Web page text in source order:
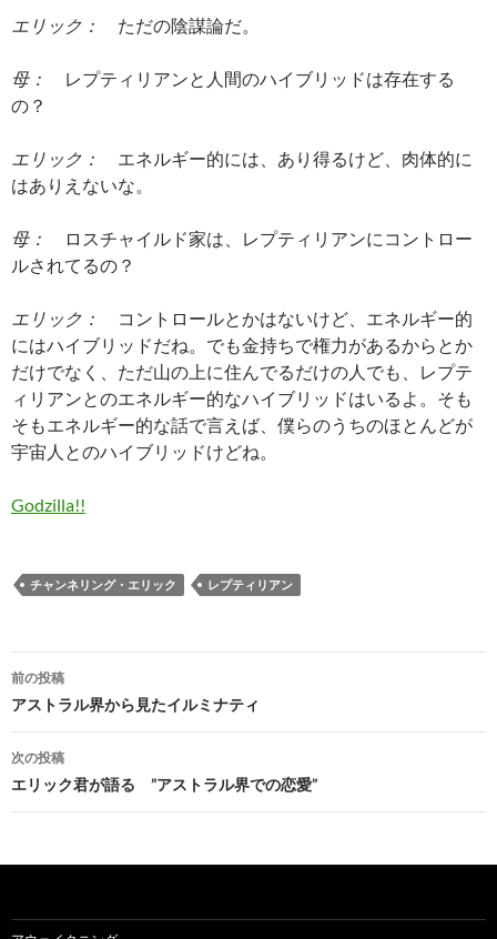
エリック： ただの陰謀論だ。
母：
レプティリアンと人間のハイブリッドは存在する
の？
エリック：
エネルギー的には、あり得るけど、肉体的に
はありえないな。
母：
ロスチャイルド家は、レプティリアンにコントロー
ルされてるの？
エリック：
コントロールとかはないけど、エネルギー的
にはハイブリッドだね。でも金持ちで権力があるからとか
だけでなく、ただ山の上に住んでるだけの人でも、レプテ
ィリアンとのエネルギー的なハイブリッドはいるよ。そも
そもエネルギー的な話で言えば、僕らのうちのほとんどが
宇宙人とのハイブリッドけどね。
Godzilla!!
チャンネリング・エリック レプティリアン
投
稿
ナ
ビ
ゲ
ー
前の投稿
アストラル界から見たイルミナティ
次の投稿
エリック君が語る ”アストラル界での恋愛”